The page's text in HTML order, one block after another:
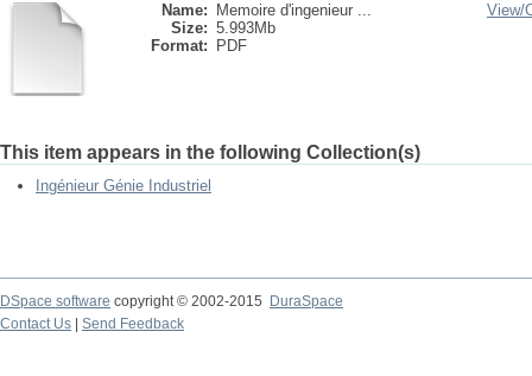
Name:
Memoire d'ingenieur ...
Size: 5.993Mb
Format:
PDF
View/
This item appears in the following Collection(s)
Ingénieur Génie Industriel
DSpace software copyright © 2002-2015
DuraSpace
Contact Us
Send Feedback